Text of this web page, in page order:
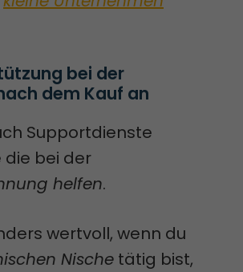
bei der
dem Kauf an
Supportdienste
die bei der
helfen.
wertvoll, wenn du
Nische tätig bist,